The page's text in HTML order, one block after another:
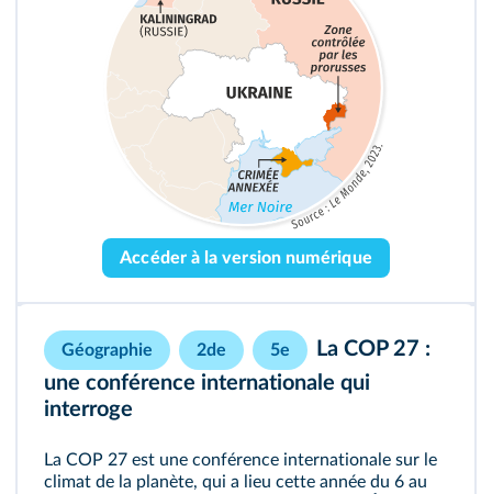
Accéder à la version numérique
Géographie 2de 5e
La COP 27 :
une conférence internationale qui
interroge
La COP 27 est une conférence internationale sur le
climat de la planète, qui a lieu cette année du 6 au